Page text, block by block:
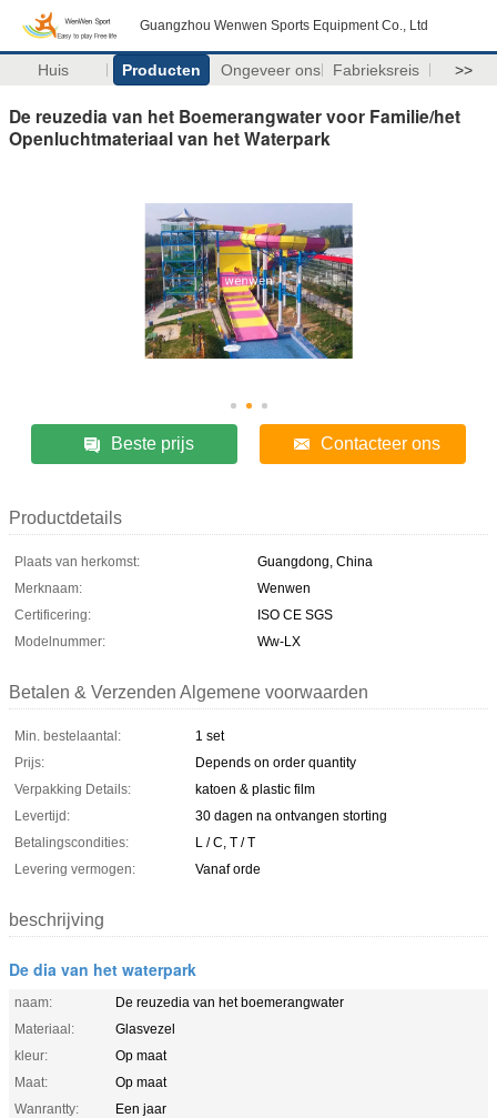
Guangzhou Wenwen Sports Equipment Co., Ltd
Huis Producten Ongeveer ons Fabrieksreis >>
De reuzedia van het Boemerangwater voor Familie/het
Openluchtmateriaal van het Waterpark
Beste prijs Contacteer ons
Productdetails
Plaats van herkomst:
Guangdong, China
Merknaam:
Wenwen
Certificering:
ISO CE SGS
Modelnummer:
Ww-LX
Betalen & Verzenden Algemene voorwaarden
Min. bestelaantal:
1 set
Prijs:
Depends on order quantity
Verpakking Details:
katoen & plastic film
Levertijd:
30 dagen na ontvangen storting
Betalingscondities:
L / C, T / T
Levering vermogen:
Vanaf orde
beschrijving
De dia van het waterpark
naam:
De reuzedia van het boemerangwater
Materiaal:
Glasvezel
kleur:
Op maat
Maat:
Op maat
Wanrantty:
Een jaar